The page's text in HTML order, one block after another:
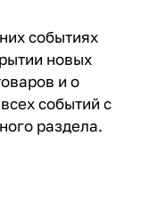
событиях
новых
и о
событий с
раздела.